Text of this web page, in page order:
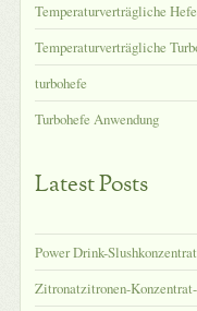
Temperaturverträgliche Hefe
Temperaturverträgliche
turbohefe
Turbohefe Anwendung
Latest Posts
Power Drink-
Zitronatzitronen-